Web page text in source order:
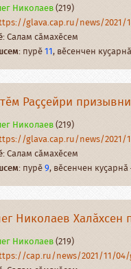
Николаев(219)
glava.cap.ru/news/2021/
: Салам сӑмахӗсем
: пурӗ11, вӗсенчен
Раҫҫейри
Николаев(219)
glava.cap.ru/news/2021/
: Салам сӑмахӗсем
: пурӗ9, вӗсенчен
Николаев Халӑхсен
Николаев(219)
cap.ru/news/2021/11/04/